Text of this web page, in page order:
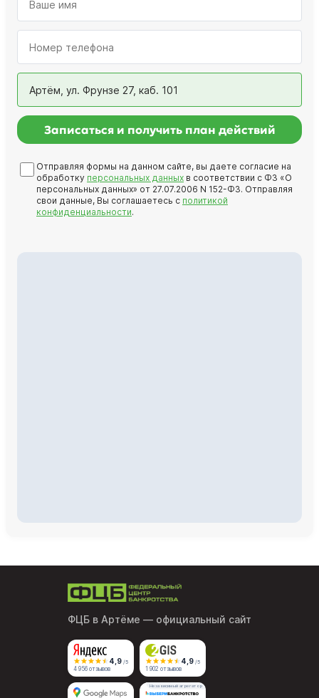
Артём, ул. Фрунзе 27, каб. 101
Записаться и получить план действий
Отправляя формы на данном сайте, вы даете согласие на
обработку персональных данных в соответствии с ФЗ «О
персональных данных» от 27.07.2006 N 152-ФЗ. Отправляя
свои данные, Вы соглашаетесь с политикой
конфиденциальности.
ФЦБ в Артёме — официальный сайт
4,9 /5
4 956 отзывов
4,9 /5
1 902 отзывов
Независимый агрегатор